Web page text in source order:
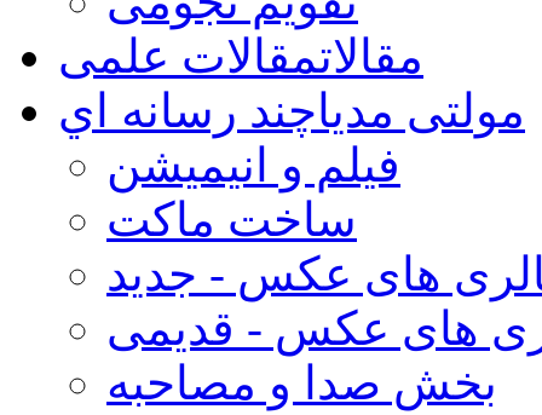
مقالاتمقالات علمی
مولتی مدیاچند رسانه اي
فیلم و انیمیشن
ساخت ماکت
های عکس - جدید
های عکس - قدیمی
بخش صدا و مصاحبه